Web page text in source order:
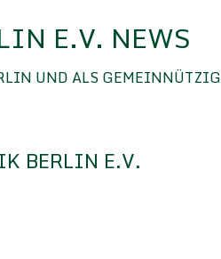
E.V. NEWS
UND ALS GEMEINNÜTZIG
BERLIN E.V.